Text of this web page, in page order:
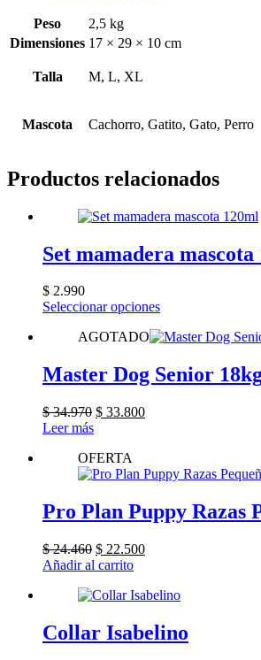
Peso
2,5 kg
Dimensiones 17 × 29 × 10 cm
Talla M, L, XL
Mascota Cachorro, Gatito, Gato, Perro
Productos relacionados
Set mamadera mascota
$ 2.990
Seleccionar opcionesEste
tiene
variantes.
Las
la
de
AGOTADO
Master Dog Senior
$34.970 El
era:
$ 34.970.
$ 33.800El
$ 33.800.
Leer más
OFERTA
Pro Plan Puppy Razas
$24.460 El
precio
era:
$ 22.500El
es:
Añadir al carrito
Collar Isabelino